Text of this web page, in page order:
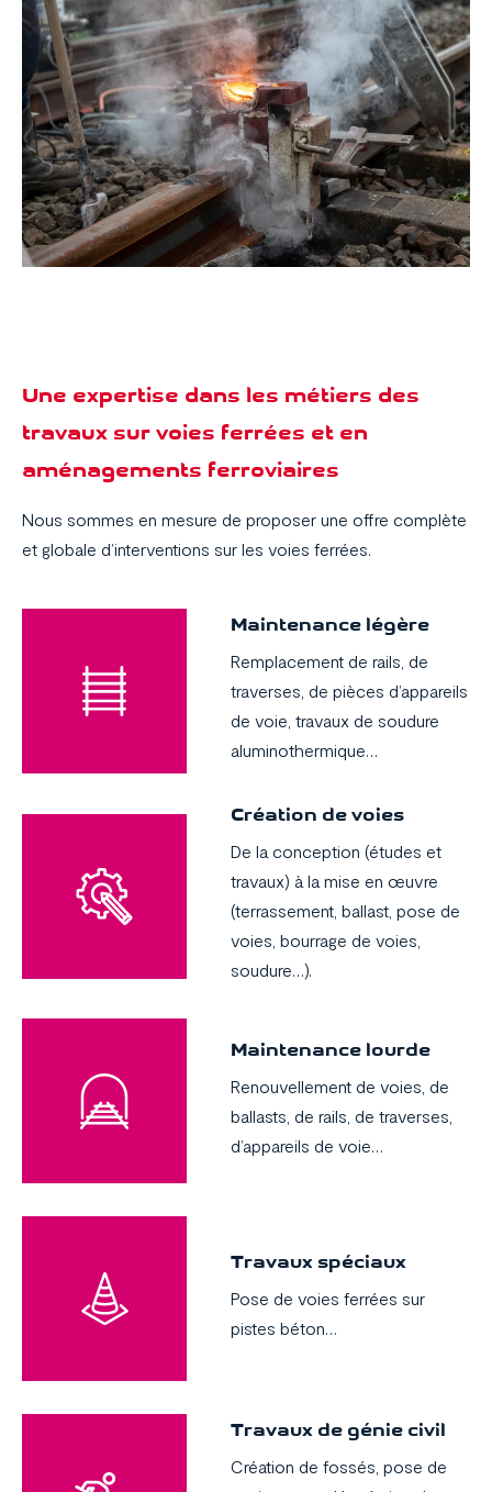
Une expertise dans les métiers des
travaux sur voies ferrées et en
aménagements ferroviaires
Nous sommes en mesure de proposer une offre complète
et globale d’interventions sur les voies ferrées.
Maintenance légère
Remplacement de rails, de
traverses, de pièces d’appareils
de voie, travaux de soudure
aluminothermique…
Création de voies
De la conception (études et
travaux) à la mise en œuvre
(terrassement, ballast, pose de
voies, bourrage de voies,
soudure…).
Maintenance lourde
Renouvellement de voies, de
ballasts, de rails, de traverses,
d’appareils de voie…
Travaux spéciaux
Pose de voies ferrées sur
pistes béton…
Travaux de génie civil
Création de fossés, pose de